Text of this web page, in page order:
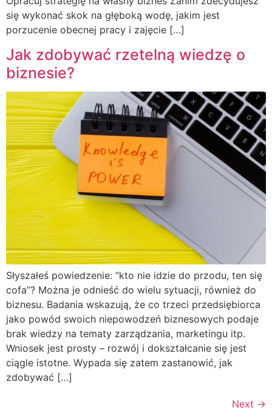
się wykonać skok na głęboką wodę, jakim jest
porzucenie obecnej pracy i zajęcie […]
Jak zdobywać rzetelną wiedzę o
biznesie?
Słyszałeś powiedzenie: “kto nie idzie do przodu, ten się
cofa”? Można je odnieść do wielu sytuacji, również do
biznesu. Badania wskazują, że co trzeci przedsiębiorca
jako powód swoich niepowodzeń biznesowych podaje
brak wiedzy na tematy zarządzania, marketingu itp.
Wniosek jest prosty – rozwój i dokształcanie się jest
ciągle istotne. Wypada się zatem zastanowić, jak
zdobywać […]
Next →